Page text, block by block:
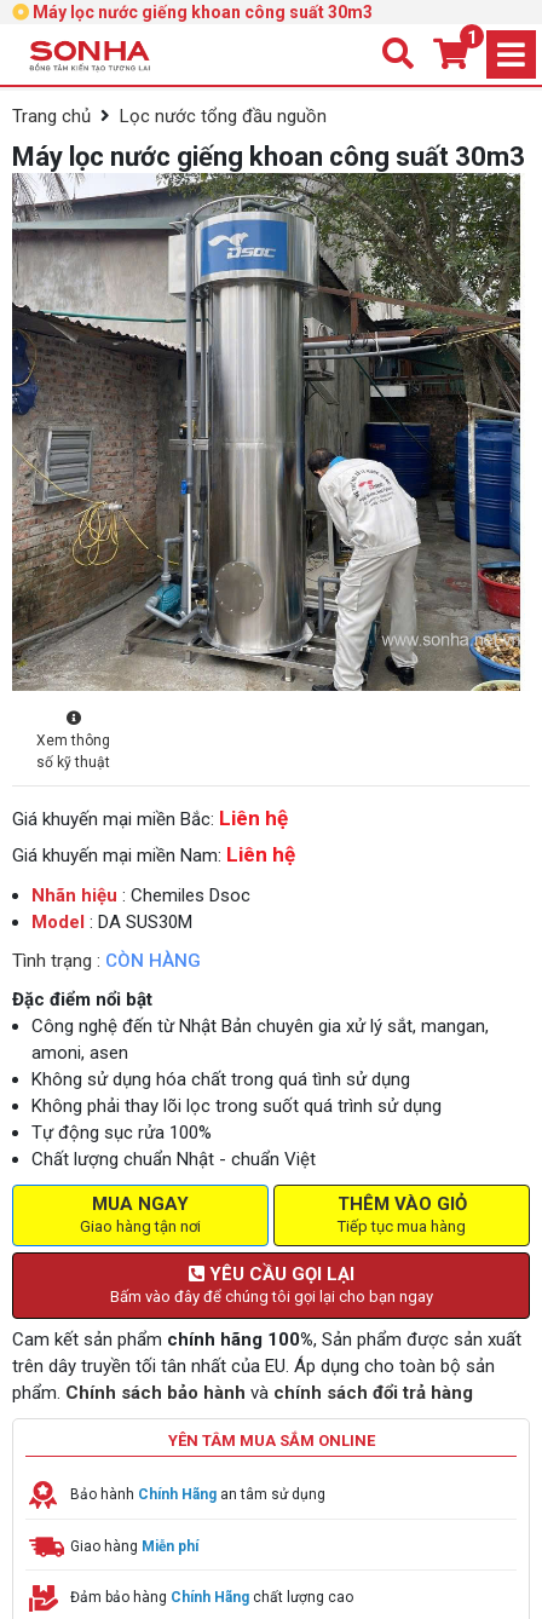
Máy lọc nước giếng khoan công suất 30m3
1
Trang chủ Lọc nước tổng đầu nguồn
Máy lọc nước giếng khoan công suất 30m3
Xem thông
số kỹ thuật
Giá khuyến mại miền Bắc: Liên hệ
Giá khuyến mại miền Nam: Liên hệ
Nhãn hiệu : Chemiles Dsoc
Model : DA SUS30M
Tình trạng : CÒN HÀNG
Đặc điểm nổi bật
Công nghệ đến từ Nhật Bản chuyên gia xử lý sắt, mangan,
amoni, asen
Không sử dụng hóa chất trong quá tình sử dụng
Không phải thay lõi lọc trong suốt quá trình sử dụng
Tự động sục rửa 100%
Chất lượng chuẩn Nhật - chuẩn Việt
MUA NGAY
Giao hàng tận nơi
THÊM VÀO GIỎ
Tiếp tục mua hàng
YÊU CẦU GỌI LẠI
Bấm vào đây để chúng tôi gọi lại cho bạn ngay
Cam kết sản phẩm chính hãng 100%, Sản phẩm được sản xuất
trên dây truyền tối tân nhất của EU. Áp dụng cho toàn bộ sản
phẩm. Chính sách bảo hành và chính sách đổi trả hàng
YÊN TÂM MUA SẮM ONLINE
Bảo hành Chính Hãng an tâm sử dụng
Giao hàng Miễn phí
Đảm bảo hàng Chính Hãng chất lượng cao